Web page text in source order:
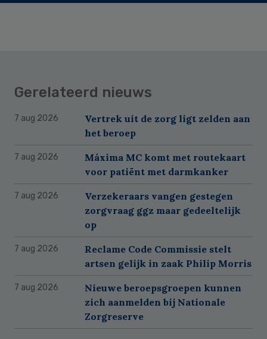
Gerelateerd nieuws
7 aug 2026
Vertrek uit de zorg ligt zelden aan
het beroep
7 aug 2026
Máxima MC komt met routekaart
voor patiënt met darmkanker
7 aug 2026
Verzekeraars vangen gestegen
zorgvraag ggz maar gedeeltelijk
op
7 aug 2026
Reclame Code Commissie stelt
artsen gelijk in zaak Philip Morris
7 aug 2026
Nieuwe beroepsgroepen kunnen
zich aanmelden bij Nationale
Zorgreserve